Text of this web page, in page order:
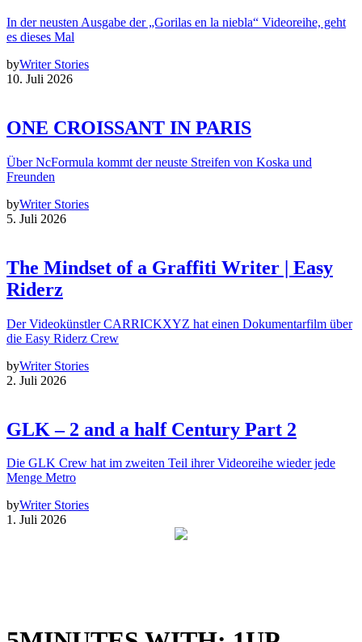
In der neusten Ausgabe der „Gorilas en la niebla“ Videoreihe, geht
es dieses Mal
byWriter Stories
10. Juli 2026
ONE CROISSANT IN PARIS
Über NcFormula kommt der neuste Streifen von Koska und
Freunden
byWriter Stories
5. Juli 2026
The Mindset of a Graffiti Writer | Easy
Riderz
Der Videokünstler CARRICKXYZ hat einen Dokumentarfilm über
die Easy Riderz Crew
byWriter Stories
2. Juli 2026
GLK – 2 and a half Century Part 2
Die GLK Crew hat im zweiten Teil ihrer Videoreihe wieder jede
Menge Metro
byWriter Stories
1. Juli 2026